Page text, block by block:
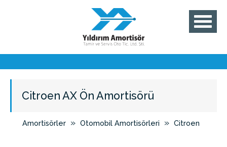
Citroen AX Ön Amortisörü
Amortisörler » Otomobil Amortisörleri » Citroen